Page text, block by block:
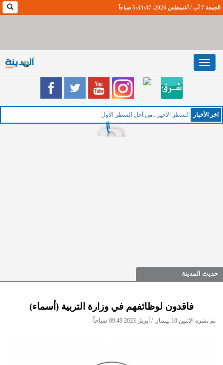
الجمعة 7 آب / أغسطس 2026. 5:33:47 صباحاً
Toggle
navigation
اخر اﻷخبار السطر الأخير...من أجل السطر الأول
حديث المدينة
فاقدون لوظائفهم في وزارة التربية (أسماء)
تم نشره الإثنين 10 نيسان / أبريل 2023 09:49 صباحاً